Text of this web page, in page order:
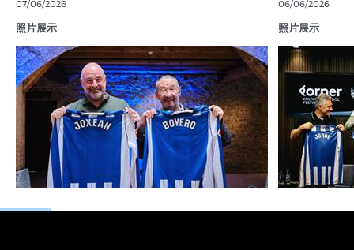
07/06/2026
照片展示
06/06/2026
照片展示